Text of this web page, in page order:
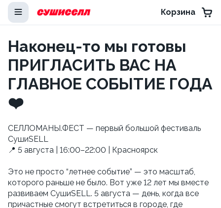
Корзина
Наконец-то мы готовы
ПРИГЛАСИТЬ ВАС НА
ГЛАВНОЕ СОБЫТИЕ ГОДА
❤️
СЕЛЛОМАНЫ.ФЕСТ — первый большой фестиваль
СушиSELL
📍 5 августа | 16:00–22:00 | Красноярск
Это не просто “летнее событие” — это масштаб,
которого раньше не было. Вот уже 12 лет мы вместе
развиваем СушиSELL. 5 августа — день, когда все
причастные смогут встретиться в городе, где